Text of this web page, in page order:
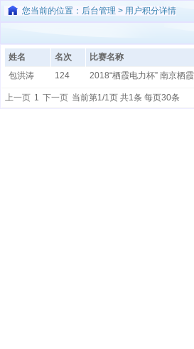
您当前的位置：后台管理 > 用户积分详情
姓名 名次
比赛名称
包洪涛
124 2018“栖霞电力杯” 南京栖
上一页 1 下一页 当前第1/1页 共1条 每页30条